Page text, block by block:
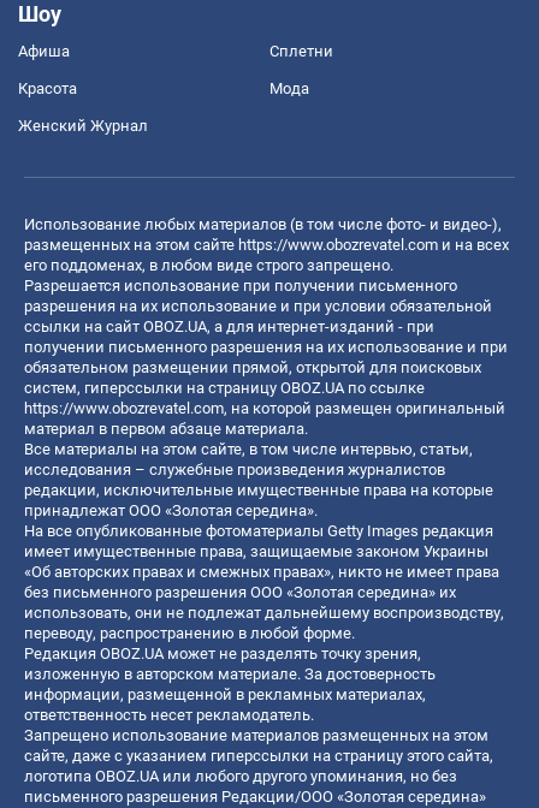
Шоу
Афиша Сплетни
Красота Мода
Женский Журнал
Использование любых материалов (в том числе фото- и видео-),
размещенных на этом сайте https://www.obozrevatel.com и на всех
его поддоменах, в любом виде строго запрещено.
Разрешается использование при получении письменного
разрешения на их использование и при условии обязательной
ссылки на сайт OBOZ.UA, а для интернет-изданий - при
получении письменного разрешения на их использование и при
обязательном размещении прямой, открытой для поисковых
систем, гиперссылки на страницу OBOZ.UA по ссылке
https://www.obozrevatel.com, на которой размещен оригинальный
материал в первом абзаце материала.
Все материалы на этом сайте, в том числе интервью, статьи,
исследования – служебные произведения журналистов
редакции, исключительные имущественные права на которые
принадлежат ООО «Золотая середина».
На все опубликованные фотоматериалы Getty Images редакция
имеет имущественные права, защищаемые законом Украины
«Об авторских правах и смежных правах», никто не имеет права
без письменного разрешения ООО «Золотая середина» их
использовать, они не подлежат дальнейшему воспроизводству,
переводу, распространению в любой форме.
Редакция OBOZ.UA может не разделять точку зрения,
изложенную в авторском материале. За достоверность
информации, размещенной в рекламных материалах,
ответственность несет рекламодатель.
Запрещено использование материалов размещенных на этом
сайте, даже с указанием гиперссылки на страницу этого сайта,
логотипа OBOZ.UA или любого другого упоминания, но без
письменного разрешения Редакции/ООО «Золотая середина»